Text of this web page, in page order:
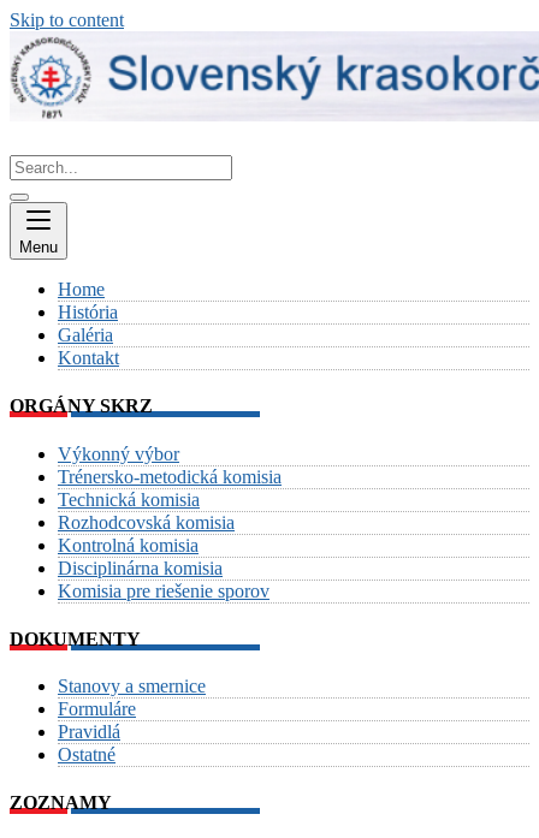
Skip to content
Menu
Home
História
Galéria
Kontakt
ORGÁNY SKRZ
Výkonný výbor
Trénersko-metodická komisia
Technická komisia
Rozhodcovská komisia
Kontrolná komisia
Disciplinárna komisia
Komisia pre riešenie sporov
DOKUMENTY
Stanovy a smernice
Formuláre
Pravidlá
Ostatné
ZOZNAMY